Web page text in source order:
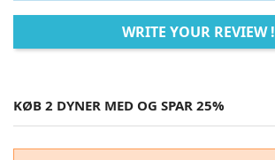
WRITE YOUR REVIEW !
KØB 2 DYNER MED OG SPAR 25%